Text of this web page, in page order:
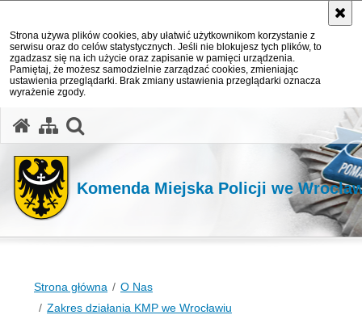
Strona używa plików cookies, aby ułatwić użytkownikom korzystanie z
serwisu oraz do celów statystycznych. Jeśli nie blokujesz tych plików, to
zgadzasz się na ich użycie oraz zapisanie w pamięci urządzenia.
Pamiętaj, że możesz samodzielnie zarządzać cookies, zmieniając
ustawienia przeglądarki. Brak zmiany ustawienia przeglądarki oznacza
wyrażenie zgody.
Komenda Miejska Policji we
Strona główna
O Nas
Zakres działania KMP we Wrocławiu